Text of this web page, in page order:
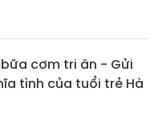
bữa cơm tri ân - Gửi
tình của tuổi trẻ Hà